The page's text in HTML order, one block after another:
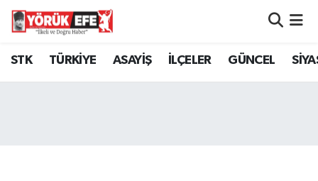
STK TÜRKİYE ASAYİŞ İLÇELER GÜNCEL
Aydın Nöbetçi Eczaneler